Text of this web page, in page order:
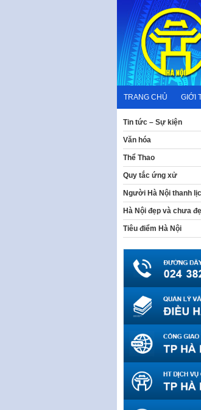
content
TRANG CHỦ GIỚI
Tin tức – Sự kiện
Văn hóa
Thể Thao
Quy tắc ứng xử
Người Hà Nội thanh
Hà Nội đẹp và chưa
Tiêu điểm Hà Nội